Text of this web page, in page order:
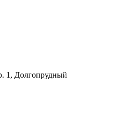
1, Долгопрудный